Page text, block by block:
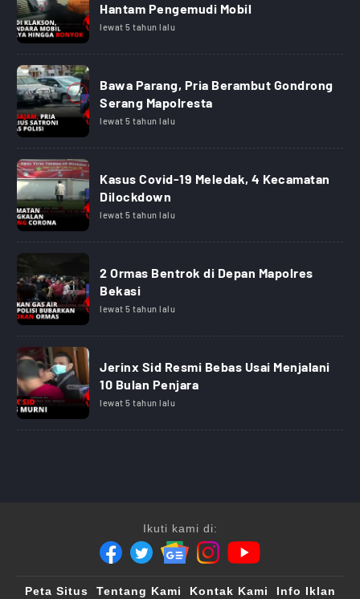
Hantam Pengemudi Mobil
lewat 5 tahun lalu
Bawa Parang, Pria Berambut Gondrong
Serang Mapolresta
lewat 5 tahun lalu
Kasus Covid-19 Meledak, 4 Kecamatan
Dilockdown
lewat 5 tahun lalu
2 Ormas Bentrok di Depan Mapolres
Bekasi
lewat 5 tahun lalu
Jerinx Sid Resmi Bebas Usai Menjalani
10 Bulan Penjara
lewat 5 tahun lalu
Ikuti kami di:
Peta Situs Tentang Kami Kontak Kami Info Iklan